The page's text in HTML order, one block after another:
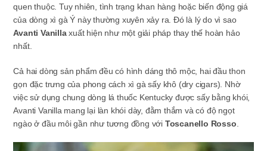
quen thuộc. Tuy nhiên, tình trạng khan hàng hoặc biến động giá
của dòng xì gà Ý này thường xuyên xảy ra. Đó là lý do vì sao
Avanti Vanillaxuất hiện như một giải pháp thay thế hoàn hảo
nhất.
Cả hai dòng sản phẩm đều có hình dáng thô mộc, hai đầu thon
gọn đặc trưng của phong cách xì gà sấy khô (dry cigars). Nhờ
việc sử dụng chung dòng lá thuốc Kentucky được sấy bằng khói,
Avanti Vanilla mang lại làn khói dày, đằm thắm và có độ ngọt
ngào ở đầu môi gần như tương đồng với Toscanello Rosso.